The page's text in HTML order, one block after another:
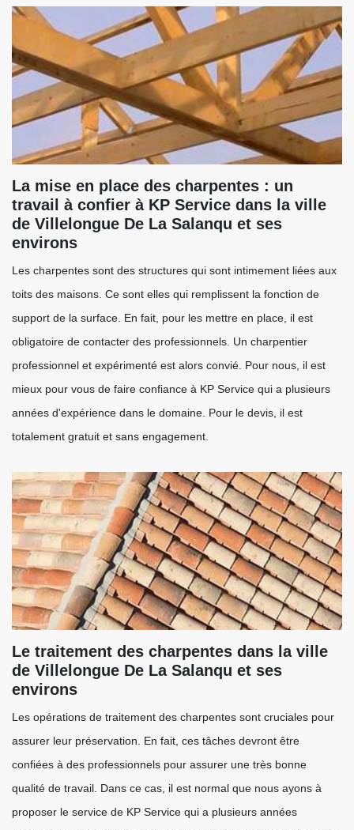
La mise en place des charpentes : un
travail à confier à KP Service dans la ville
de Villelongue De La Salanqu et ses
environs
Les charpentes sont des structures qui sont intimement liées aux
toits des maisons. Ce sont elles qui remplissent la fonction de
support de la surface. En fait, pour les mettre en place, il est
obligatoire de contacter des professionnels. Un charpentier
professionnel et expérimenté est alors convié. Pour nous, il est
mieux pour vous de faire confiance à KP Service qui a plusieurs
années d'expérience dans le domaine. Pour le devis, il est
totalement gratuit et sans engagement.
Le traitement des charpentes dans la ville
de Villelongue De La Salanqu et ses
environs
Les opérations de traitement des charpentes sont cruciales pour
assurer leur préservation. En fait, ces tâches devront être
confiées à des professionnels pour assurer une très bonne
qualité de travail. Dans ce cas, il est normal que nous ayons à
proposer le service de KP Service qui a plusieurs années